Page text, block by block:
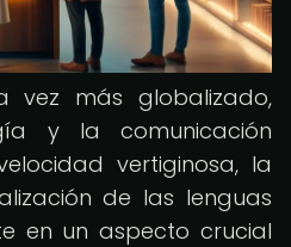
vez más globalizado,
y la comunicación
vertiginosa, la
de las lenguas
en un aspecto crucial